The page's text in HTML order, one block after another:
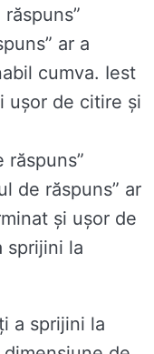
ar a
cumva. Iest
ușor de citire și
de răspuns” ar
și ușor de
sprijini la
a sprijini la